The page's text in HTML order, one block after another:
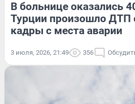
В больнице оказались
Турции произошло ДТП
кадры с места аварии
3 июля, 2026, 21:49 356